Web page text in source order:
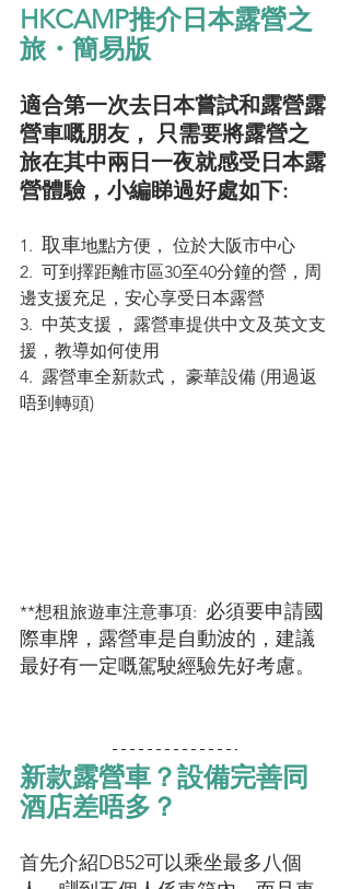
HKCAMP推介日本露營之
旅・簡易版
適合第一次去日本嘗試和露營露
營車嘅朋友， 只需要將露營之
旅在其中兩日一夜就感受日本露
營體驗，小編睇過好處如下:
1. 取車地點方便， 位於大阪市中心
2.  可到擇距離市區30至40分鐘的營，周
邊支援充足，安心享受日本露營
3.  中英支援， 露營車提供中文及英文支
援，教導如何使用
4.  露營車全新款式， 豪華設備 (用過返
唔到轉頭)
**想租旅遊車注意事項: 必須要申請國
際車牌，露營車是自動波的，建議
最好有一定嘅駕駛經驗先好考慮。
新款露營車？設備完善同
酒店差唔多？
首先介紹DB52可以乘坐最多八個